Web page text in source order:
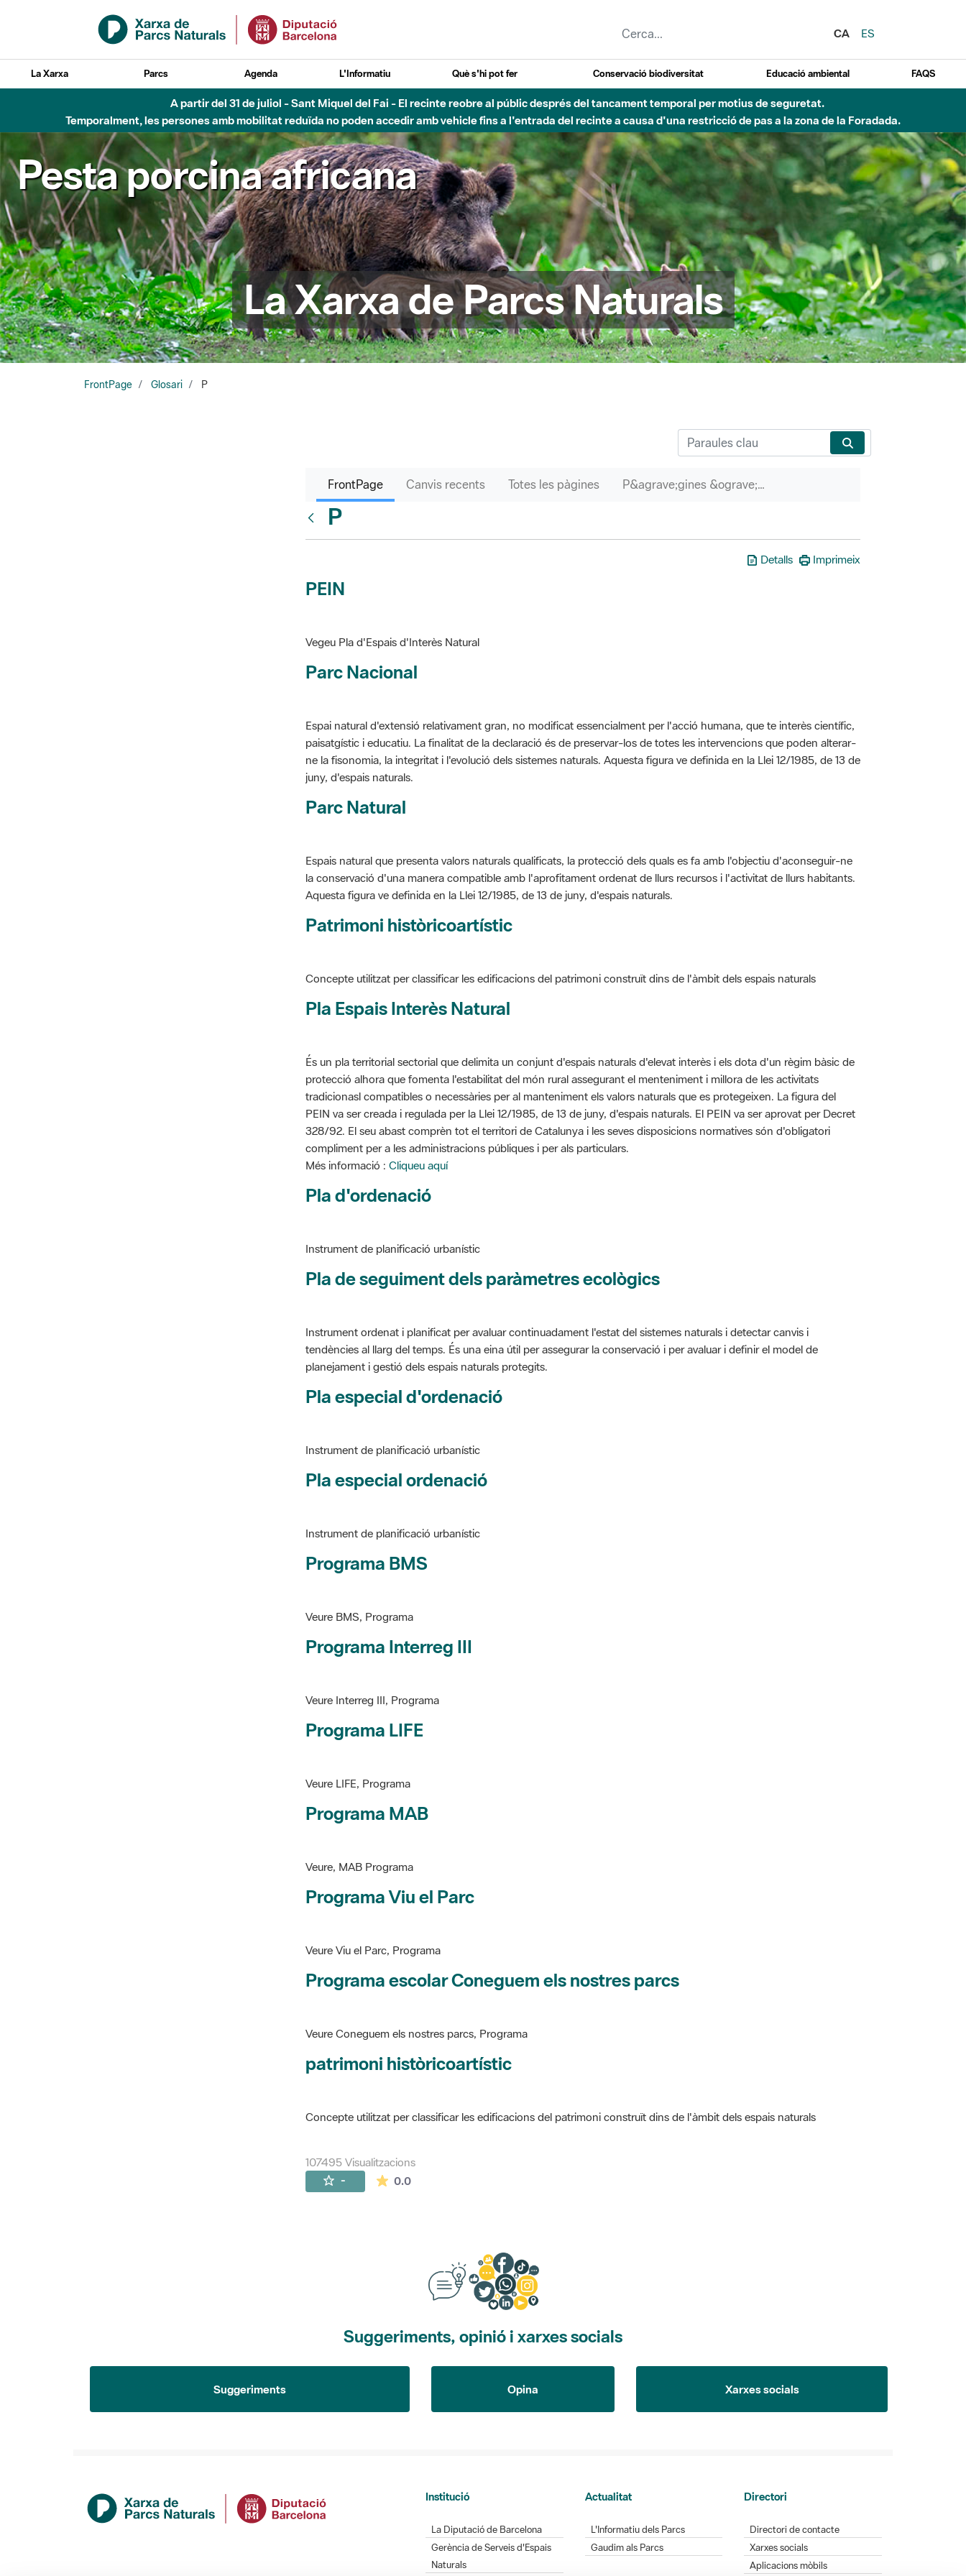
Salta al contingut principal
CA
ES
La Xarxa Parcs Agenda L'Informatiu Què s'hi pot fer Conservació biodiversitat Educació ambiental FAQS
6 d'agost - Parc Fluvial Besòs - Activació de la Fase d'Alerta del Parc Fluvial del Besòs per pluges intenses.
Tancats els accessos al Parc.
Pesta porcina africana
La Xarxa de Parcs Naturals
FrontPage Glosari P
FrontPage Canvis recents Totes les pàgines P&agrave;gines &ograve;rfenes
P
Detalls Imprimeix
PEIN
Vegeu Pla d'Espais d'Interès Natural
Parc Nacional
Espai natural d'extensió relativament gran, no modificat essencialment per l'acció humana, que te interès científic,
paisatgístic i educatiu. La finalitat de la declaració és de preservar-los de totes les intervencions que poden alterar-
ne la fisonomia, la integritat i l'evolució dels sistemes naturals. Aquesta figura ve definida en la Llei 12/1985, de 13 de
juny, d'espais naturals.
Parc Natural
Espais natural que presenta valors naturals qualificats, la protecció dels quals es fa amb l'objectiu d'aconseguir-ne
la conservació d'una manera compatible amb l'aprofitament ordenat de llurs recursos i l'activitat de llurs habitants.
Aquesta figura ve definida en la Llei 12/1985, de 13 de juny, d'espais naturals.
Patrimoni històricoartístic
Concepte utilitzat per classificar les edificacions del patrimoni construït dins de l'àmbit dels espais naturals
Pla Espais Interès Natural
És un pla territorial sectorial que delimita un conjunt d'espais naturals d'elevat interès i els dota d'un règim bàsic de
protecció alhora que fomenta l'estabilitat del món rural assegurant el menteniment i millora de les activitats
tradicionasl compatibles o necessàries per al manteniment els valors naturals que es protegeixen. La figura del
PEIN va ser creada i regulada per la Llei 12/1985, de 13 de juny, d'espais naturals. El PEIN va ser aprovat per Decret
328/92. El seu abast comprèn tot el territori de Catalunya i les seves disposicions normatives són d'obligatori
compliment per a les administracions públiques i per als particulars.
Més informació : Cliqueu aquí
Pla d'ordenació
Instrument de planificació urbanístic
Pla de seguiment dels paràmetres ecològics
Instrument ordenat i planificat per avaluar continuadament l'estat del sistemes naturals i detectar canvis i
tendències al llarg del temps. És una eina útil per assegurar la conservació i per avaluar i definir el model de
planejament i gestió dels espais naturals protegits.
Pla especial d'ordenació
Instrument de planificació urbanístic
Pla especial ordenació
Instrument de planificació urbanístic
Programa BMS
Veure BMS, Programa
Programa Interreg III
Veure Interreg III, Programa
Programa LIFE
Veure LIFE, Programa
Programa MAB
Veure, MAB Programa
Programa Viu el Parc
Veure Viu el Parc, Programa
Programa escolar Coneguem els nostres parcs
Veure Coneguem els nostres parcs, Programa
patrimoni històricoartístic
Concepte utilitzat per classificar les edificacions del patrimoni construït dins de l'àmbit dels espais naturals
107495 Visualitzacions
- 0.0La mitjana de les valoracions és de 0 estrelles de 5.
Suggeriments, opinió i xarxes socials
Suggeriments Opina Xarxes socials
Institució
La Diputació de Barcelona
Gerència de Serveis d'Espais
Naturals
Actualitat
L'Informatiu dels Parcs
Gaudim als Parcs
Directori
Directori de contacte
Xarxes socials
Aplicacions mòbils